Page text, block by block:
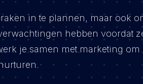
in te plannen, maar ook
hebben voordat
je samen met marketing